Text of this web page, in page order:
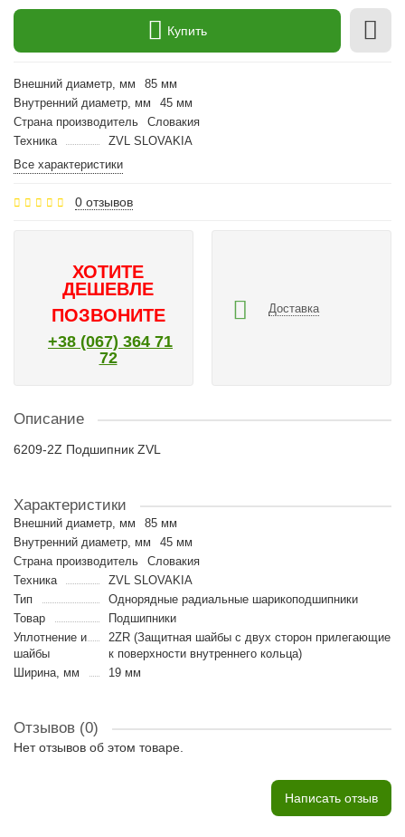
Купить
Внешний диаметр, мм
85 мм
Внутренний диаметр, мм
45 мм
Страна производитель
Словакия
Техника
ZVL SLOVAKIA
Все характеристики
0 отзывов
ХОТИТЕ
ДЕШЕВЛЕ
ПОЗВОНИТЕ
+38 (067) 364 71
72
Доставка
Описание
6209-2Z Подшипник ZVL
Характеристики
Внешний диаметр, мм
85 мм
Внутренний диаметр, мм
45 мм
Страна производитель
Словакия
Техника
ZVL SLOVAKIA
Тип
Однорядные радиальные шарикоподшипники
Товар
Подшипники
Уплотнение и
шайбы
2ZR (Защитная шайбы с двух сторон прилегающие
к поверхности внутреннего кольца)
Ширина, мм
19 мм
Отзывов (0)
Нет отзывов об этом товаре.
Написать отзыв